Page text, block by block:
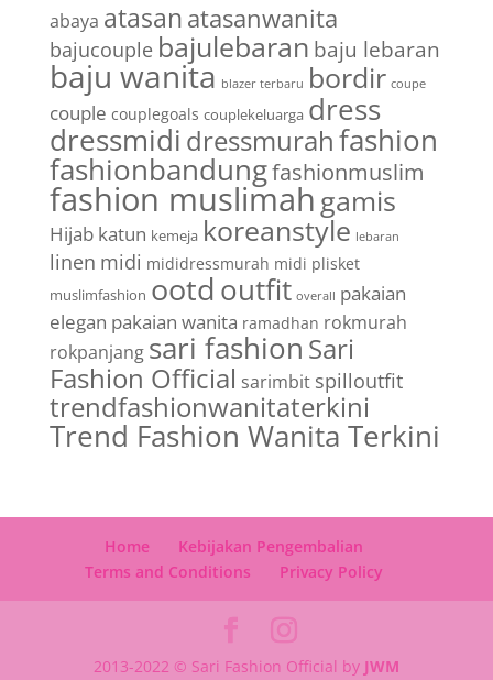
abaya atasan atasanwanita
bajucouple bajulebaran baju lebaran
baju wanita blazer terbaru bordir coupe
couple couplegoals couplekeluarga dress
dressmidi dressmurahfashion
fashionbandungfashionmuslim
fashion muslimah gamis
Hijab katun kemeja koreanstyle lebaran
linen midi mididressmurah midi plisket
muslimfashion ootd outfit overall pakaian
elegan pakaian wanita ramadhan rokmurah
rokpanjang sari fashion Sari
Fashion Official sarimbit spilloutfit
trendfashionwanitaterkini
Trend Fashion Wanita Terkini
Home
Kebijakan Pengembalian
Terms and Conditions
Privacy Policy
2013-2022 © Sari Fashion Official by JWM